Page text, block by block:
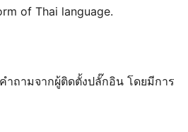
of Thai language.
ำถามจากผู้ติดตั้งปลั๊กอิน โดยมีการ